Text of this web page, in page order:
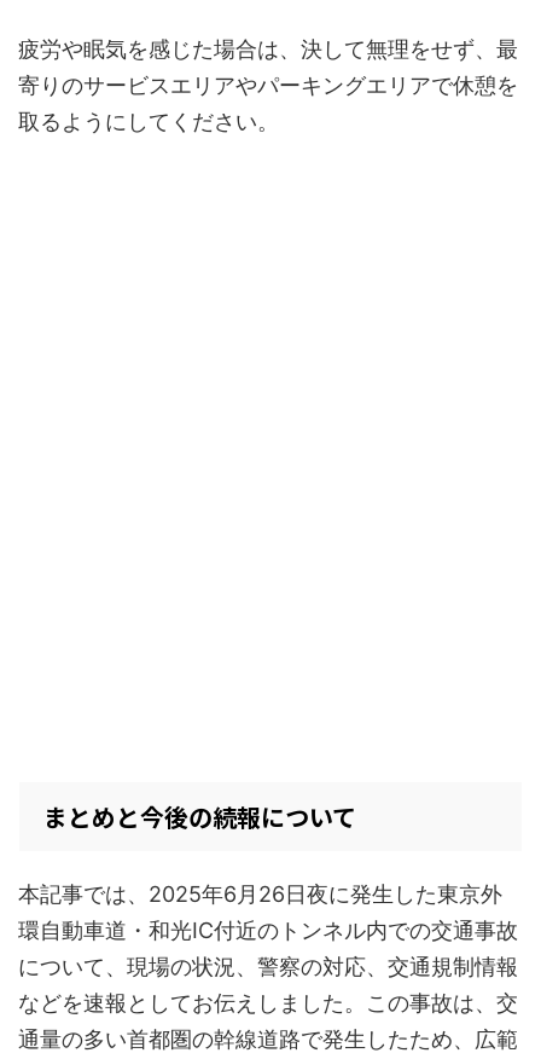
疲労や眠気を感じた場合は、決して無理をせず、最
寄りのサービスエリアやパーキングエリアで休憩を
取るようにしてください。
まとめと今後の続報について
本記事では、2025年6月26日夜に発生した東京外
環自動車道・和光IC付近のトンネル内での交通事故
について、現場の状況、警察の対応、交通規制情報
などを速報としてお伝えしました。この事故は、交
通量の多い首都圏の幹線道路で発生したため、広範